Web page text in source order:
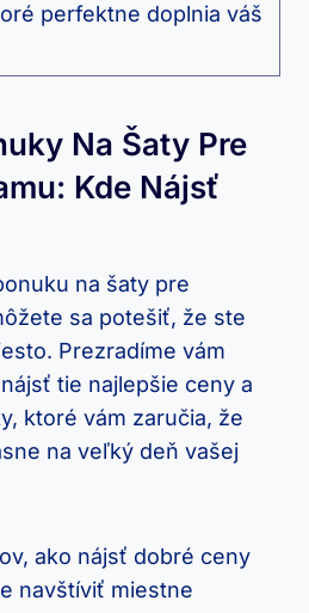
perfektne doplnia váš
Na Šaty Pre
Kde Nájsť
na šaty pre
sa potešiť, že ste
Prezradíme vám
tie najlepšie ceny a
ktoré vám zaručia, že
na veľký deň vašej
ako nájsť dobré ceny
navštíviť miestne